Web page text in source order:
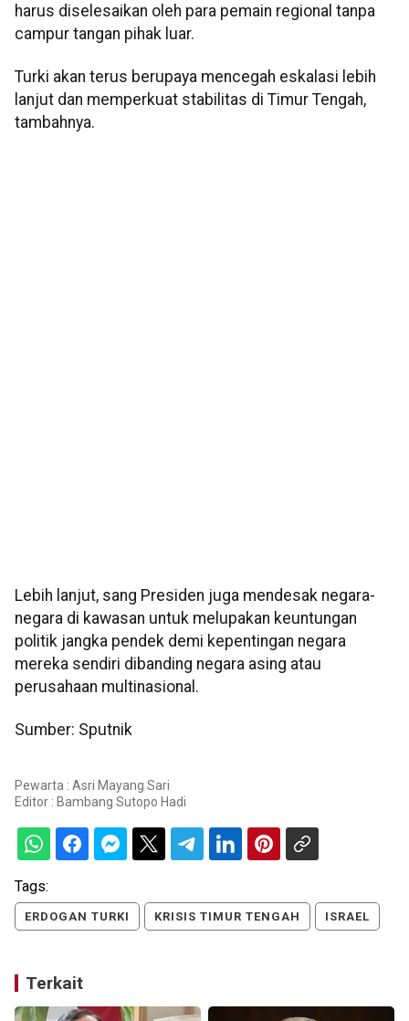
harus diselesaikan oleh para pemain regional tanpa
campur tangan pihak luar.
Turki akan terus berupaya mencegah eskalasi lebih
lanjut dan memperkuat stabilitas di Timur Tengah,
tambahnya.
Lebih lanjut, sang Presiden juga mendesak negara-
negara di kawasan untuk melupakan keuntungan
politik jangka pendek demi kepentingan negara
mereka sendiri dibanding negara asing atau
perusahaan multinasional.
Sumber: Sputnik
Pewarta : Asri Mayang Sari
Editor : Bambang Sutopo Hadi
Tags:
ERDOGAN TURKI KRISIS TIMUR TENGAH ISRAEL
Terkait